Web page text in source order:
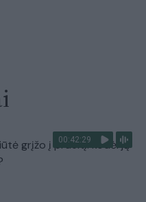
00:42:29
grįžo į praeitį: kodėl jų